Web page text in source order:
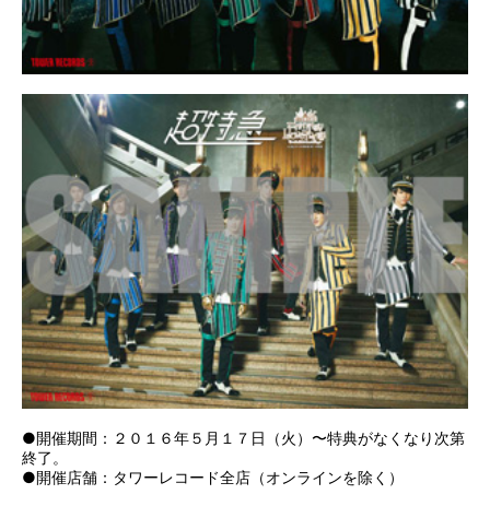
●開催期間：２０１６年５月１７日（火）〜特典がなくなり次第
終了。
●開催店舗：タワーレコード全店（オンラインを除く）